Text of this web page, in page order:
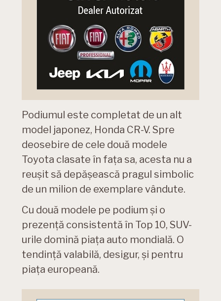
Podiumul este completat de un alt
model japonez, Honda CR-V. Spre
deosebire de cele două modele
Toyota clasate în fața sa, acesta nu a
reușit să depășească pragul simbolic
de un milion de exemplare vândute.
Cu două modele pe podium și o
prezență consistentă în Top 10, SUV-
urile domină piața auto mondială. O
tendință valabilă, desigur, și pentru
piața europeană.